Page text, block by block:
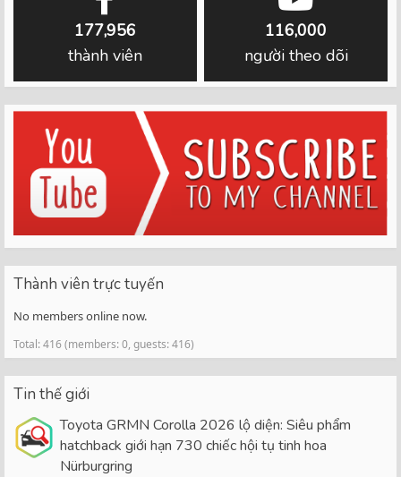
177,956
thành viên
116,000
người theo dõi
Thành viên trực tuyến
No members online now.
Total: 416 (members: 0, guests: 416)
Tin thế giới
Toyota GRMN Corolla 2026 lộ diện: Siêu phẩm
hatchback giới hạn 730 chiếc hội tụ tinh hoa
Nürburgring